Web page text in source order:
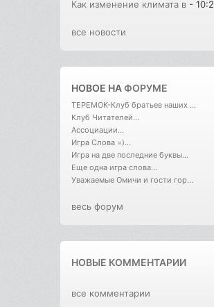
Как изменение климата в -
все новости
НОВОЕ НАФОРУМЕ
ТЕРЕМОК-Клуб братьев наших ...
Клуб Читателей...
Ассоциации...
Игра Слова =)...
Игра на две последние буквы...
Еще одна игра слова...
Уважаемые Омичи и гости гор...
весь форум
НОВЫЕ КОММЕНТАРИИ
все комментарии